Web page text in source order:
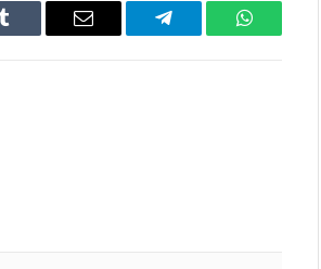
Tumblr Email Telegram